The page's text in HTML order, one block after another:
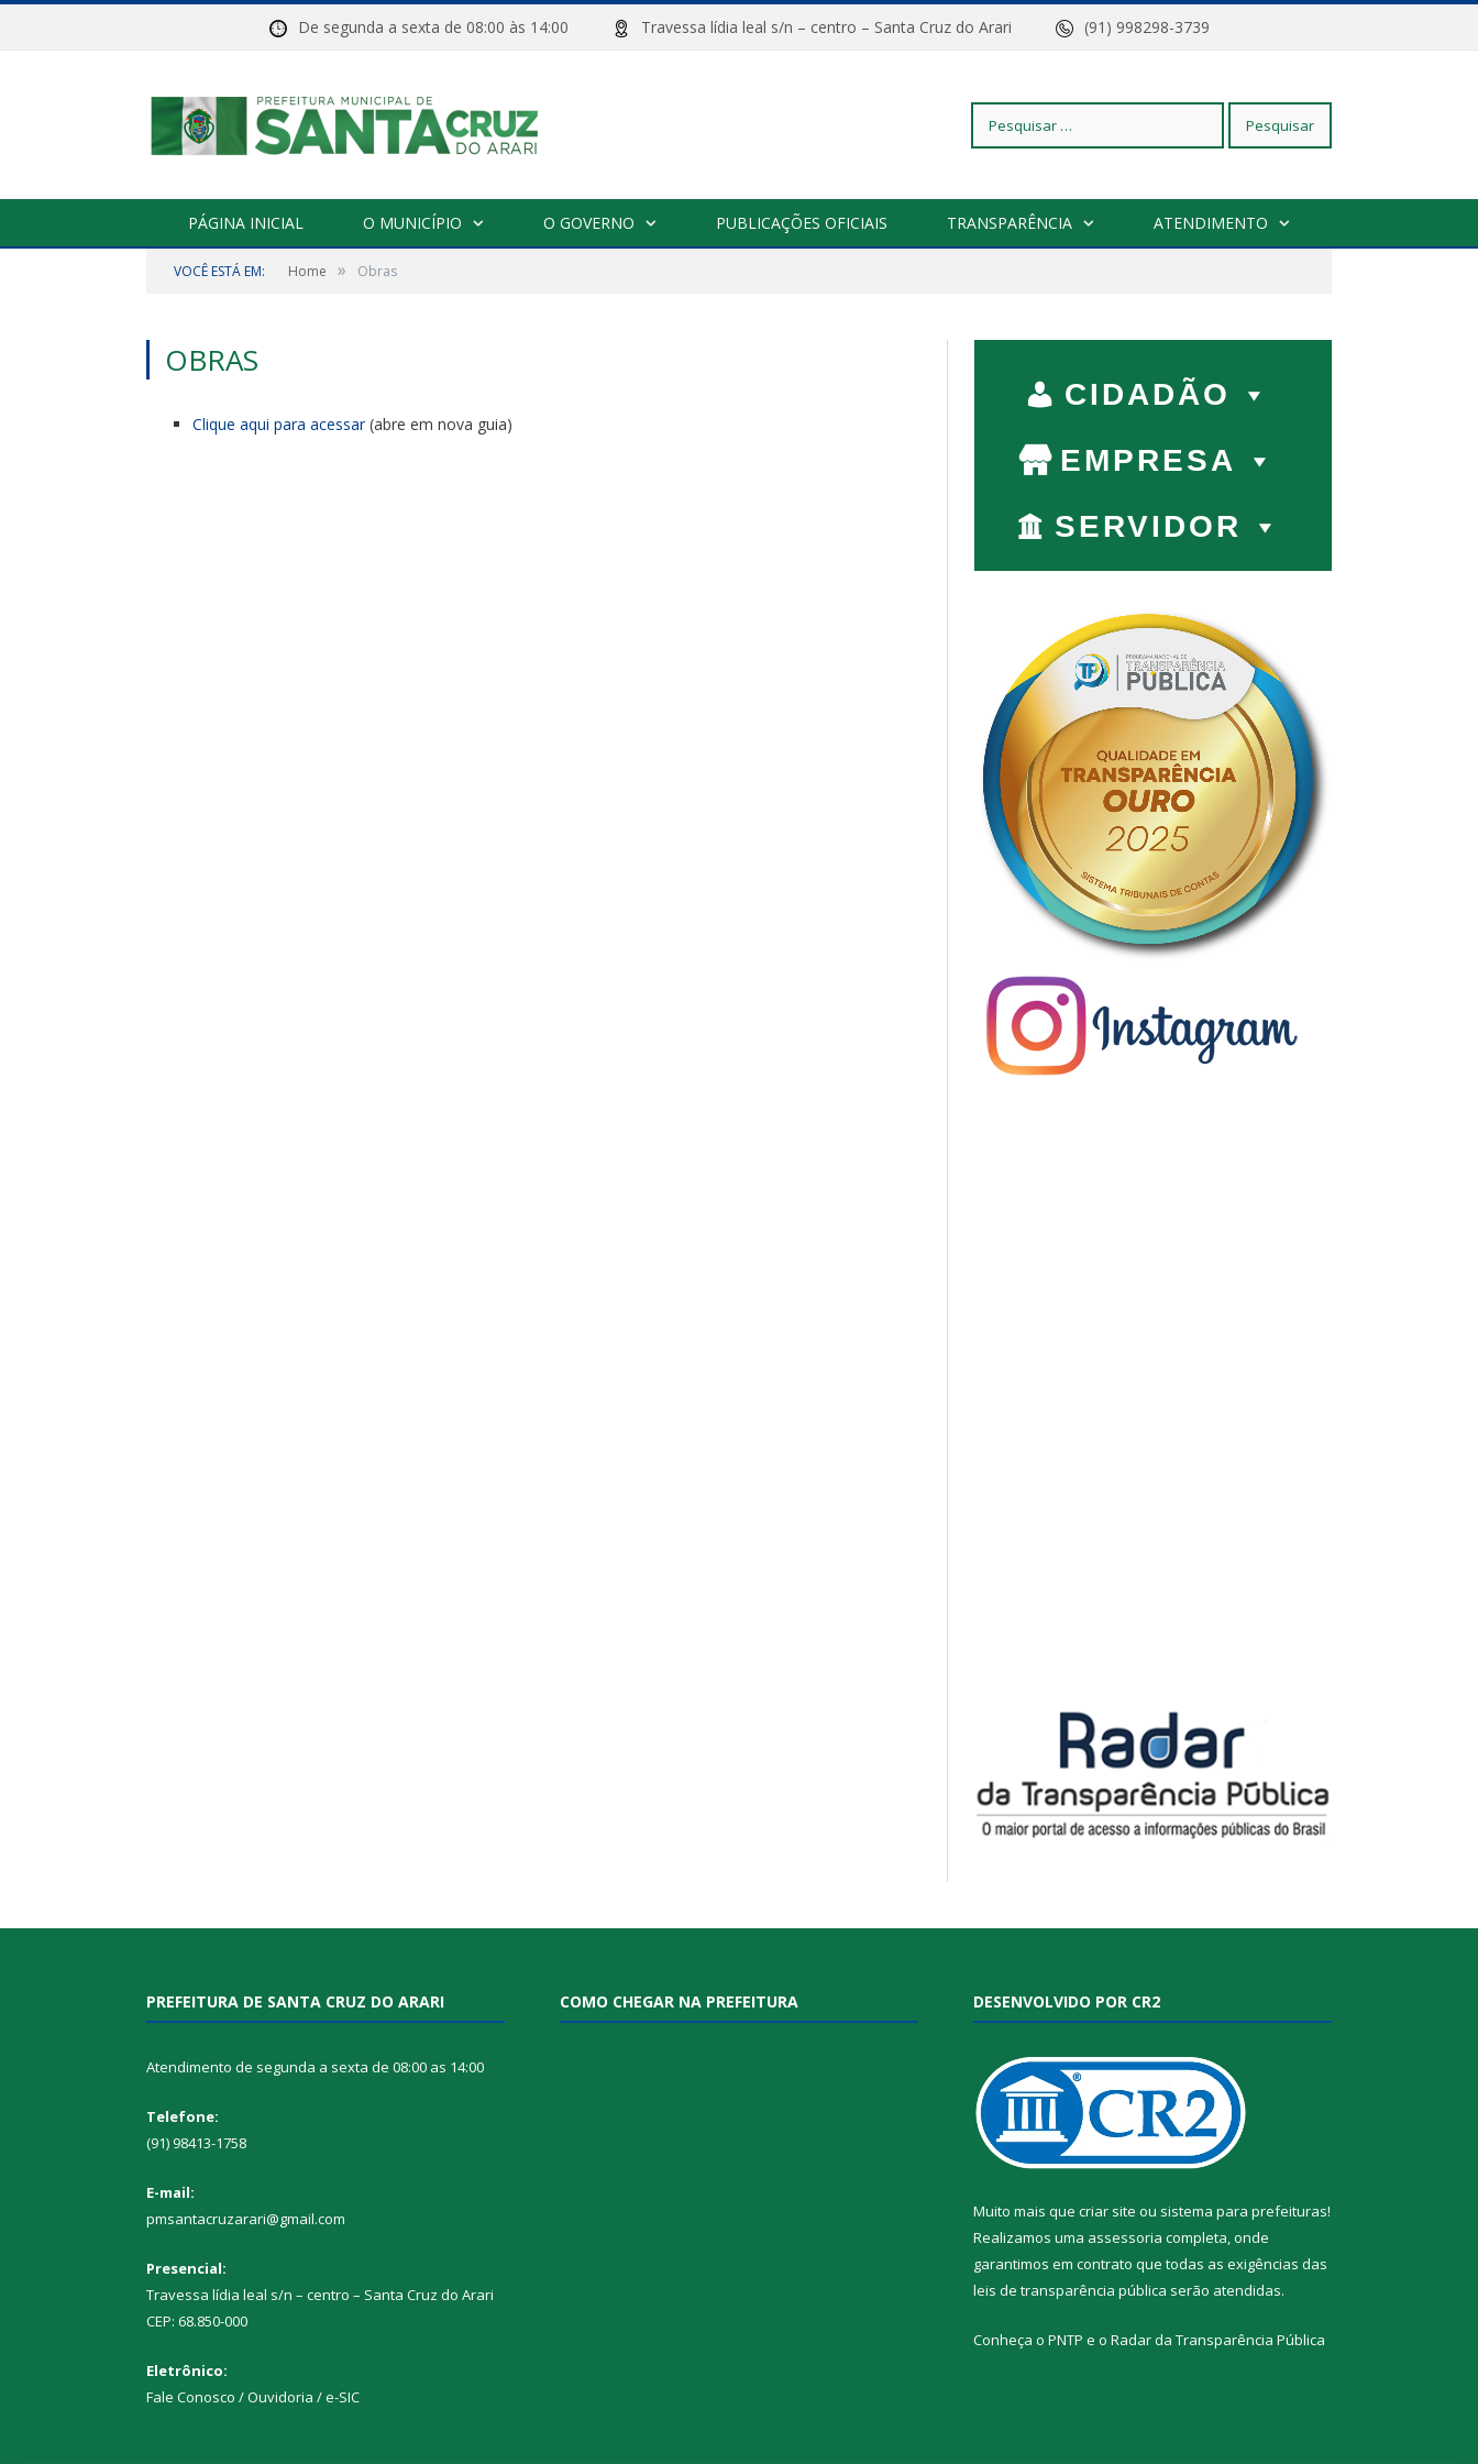
De segunda a sexta de 08:00 às 14:00 Travessa lídia leal s/n – centro – Santa Cruz do Arari (91) 998298-3739
Pesquisar
PÁGINA INICIAL O MUNICÍPIO O GOVERNO PUBLICAÇÕES OFICIAIS TRANSPARÊNCIA ATENDIMENTO
VOCÊ ESTÁ EM: Home » Obras
OBRAS
Clique aqui para acessar(abre em nova guia)
CIDADÃO
EMPRESA
SERVIDOR
PREFEITURA DE SANTA CRUZ DO ARARI
Atendimento de segunda a sexta de 08:00 as 14:00
Telefone:
(91) 98413-1758
E-mail:
pmsantacruzarari@gmail.com
Presencial:
Travessa lídia leal s/n – centro – Santa Cruz do Arari
CEP: 68.850-000
Eletrônico:
Fale Conosco / Ouvidoria / e-SIC
COMO CHEGAR NA PREFEITURA DESENVOLVIDO POR CR2
Muito mais que criar site ou sistema para prefeituras!
Realizamos uma assessoria completa, onde
garantimos em contrato que todas as exigências das
leis de transparência pública serão atendidas.
Conheça o PNTP e o Radar da Transparência Pública